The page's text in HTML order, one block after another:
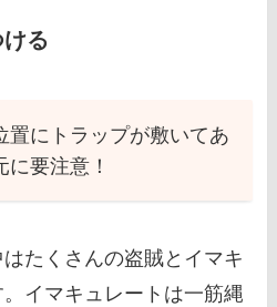
る
置にトラップが敷いてあ
に要注意！
はたくさんの盗賊とイマキ
イマキュレートは一筋縄